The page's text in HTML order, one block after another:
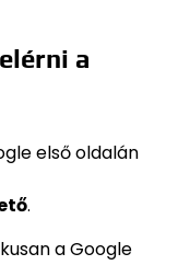
a
első oldalán
.
a Google